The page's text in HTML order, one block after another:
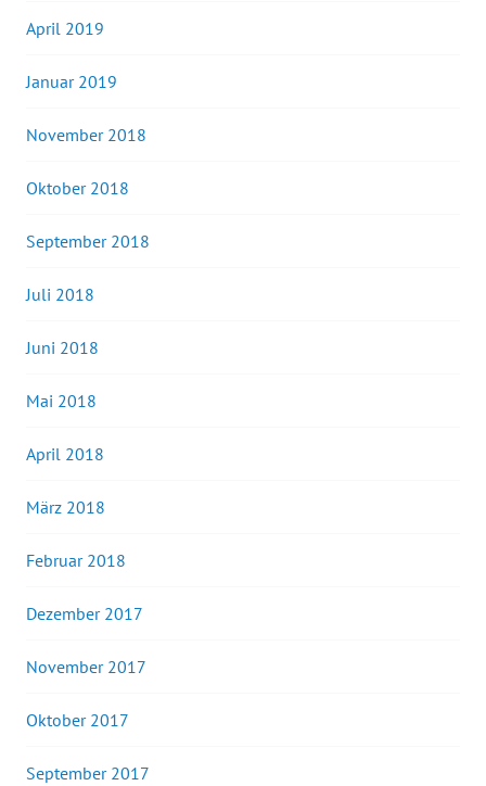
April 2019
Januar 2019
November 2018
Oktober 2018
September 2018
Juli 2018
Juni 2018
Mai 2018
April 2018
März 2018
Februar 2018
Dezember 2017
November 2017
Oktober 2017
September 2017